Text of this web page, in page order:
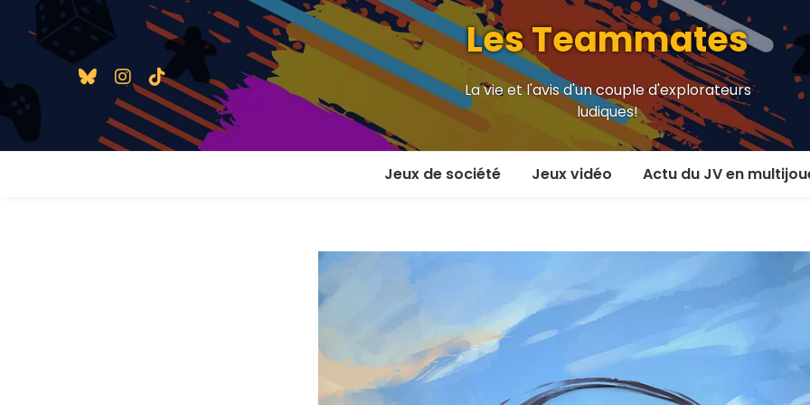
Les Teammates
La vie et l'avis d'un couple d'explorateurs
ludiques!
Jeux de société
2 joueurs
En coop’
En versus
Jeux vidéo
En versus
Local en écran partagé
En ligne
MMORPG
Actu du JV en